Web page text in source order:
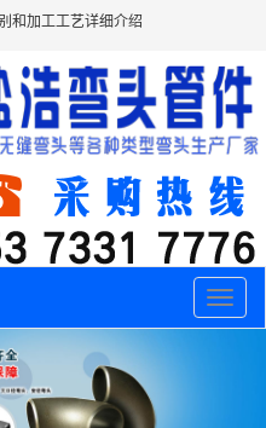
和加工工艺详细介绍
Toggle